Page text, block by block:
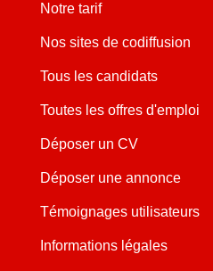
Notre tarif
Nos sites de codiffusion
Tous les candidats
Toutes les offres d'emploi
Déposer un CV
Déposer une annonce
Témoignages utilisateurs
Informations légales